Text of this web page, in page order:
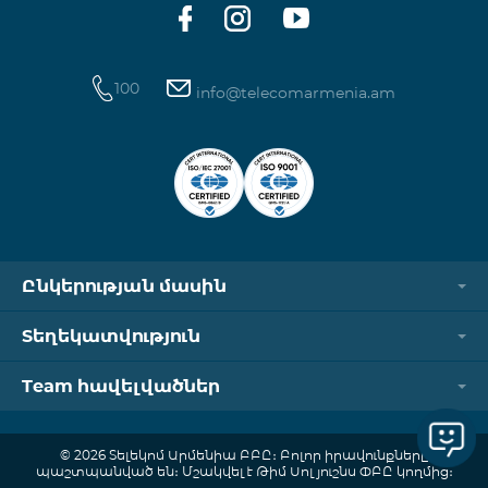
100 info@telecomarmenia.am
Ընկերության մասին
Տեղեկատվություն
Team հավելվածներ
© 2026 Տելեկոմ Արմենիա ԲԲԸ։ Բոլոր իրավունքները
պաշտպանված են։ Մշակվել է Թիմ Սոլյուշնս ՓԲԸ կողմից։